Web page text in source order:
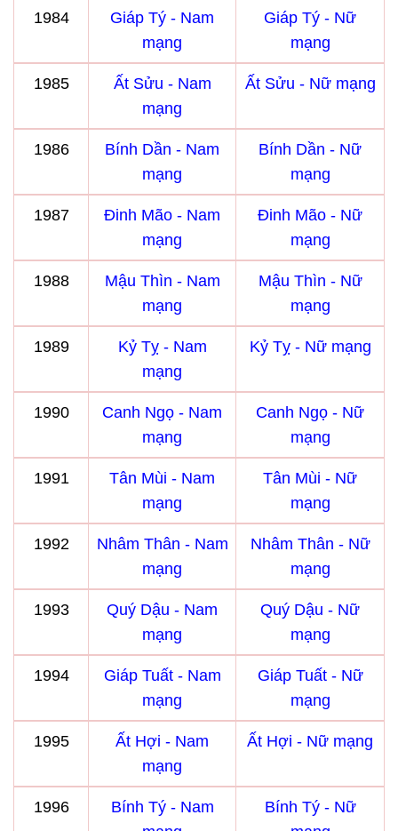
1984
Giáp Tý - Nam
mạng
Giáp Tý - Nữ
mạng
1985
Ất Sửu - Nam
mạng
Ất Sửu - Nữ mạng
1986
Bính Dần - Nam
mạng
Bính Dần - Nữ
mạng
1987
Đinh Mão - Nam
mạng
Đinh Mão - Nữ
mạng
1988
Mậu Thìn - Nam
mạng
Mậu Thìn - Nữ
mạng
1989
Kỷ Tỵ - Nam
mạng
Kỷ Tỵ - Nữ mạng
1990
Canh Ngọ - Nam
mạng
Canh Ngọ - Nữ
mạng
1991
Tân Mùi - Nam
mạng
Tân Mùi - Nữ
mạng
1992
Nhâm Thân - Nam
mạng
Nhâm Thân - Nữ
mạng
1993
Quý Dậu - Nam
mạng
Quý Dậu - Nữ
mạng
1994
Giáp Tuất - Nam
mạng
Giáp Tuất - Nữ
mạng
1995
Ất Hợi - Nam
mạng
Ất Hợi - Nữ mạng
1996
Bính Tý - Nam
Bính Tý - Nữ